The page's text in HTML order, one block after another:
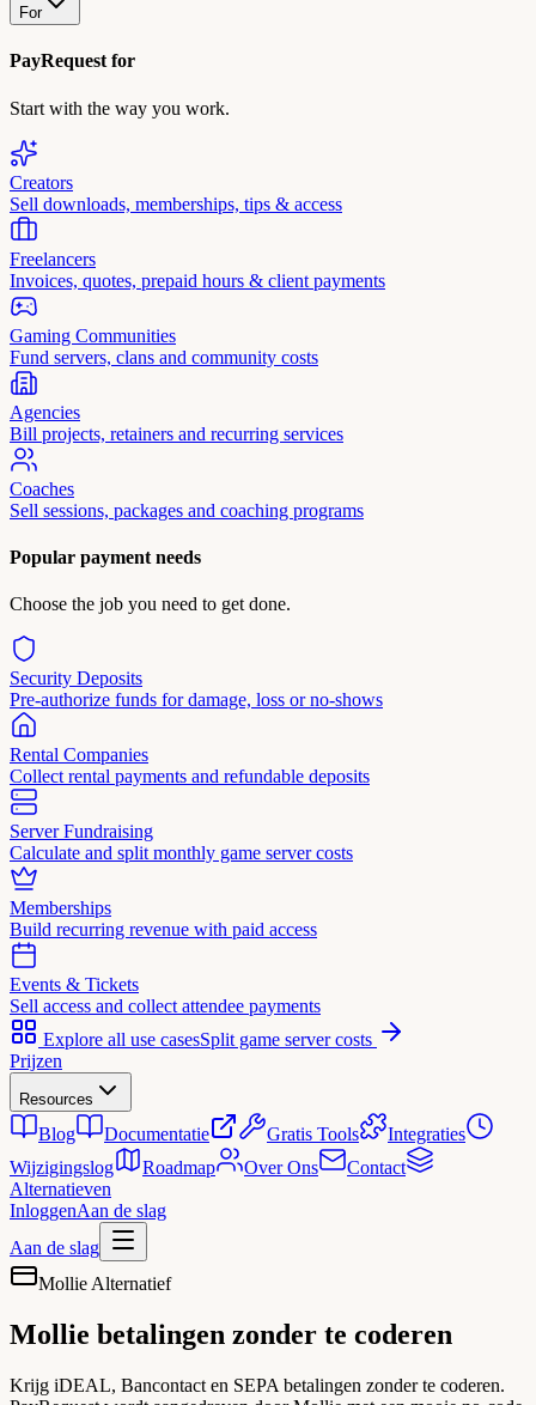
For
PayRequest for
Start with the way you work.
Creators
Sell downloads, memberships, tips & access
Freelancers
Invoices, quotes, prepaid hours & client payments
Gaming Communities
Fund servers, clans and community costs
Agencies
Bill projects, retainers and recurring services
Coaches
Sell sessions, packages and coaching programs
Popular payment needs
Choose the job you need to get done.
Security Deposits
Pre-authorize funds for damage, loss or no-shows
Rental Companies
Collect rental payments and refundable deposits
Server Fundraising
Calculate and split monthly game server costs
Memberships
Build recurring revenue with paid access
Events & Tickets
Sell access and collect attendee payments
Explore all use casesSplit game server costs
Prijzen
Resources
Blog Documentatie Gratis Tools
Integraties
Wijzigingslog
Roadmap Over Ons
Contact
Alternatieven
InloggenAan de slag
Aan de slag
Mollie Alternatief
Mollie betalingen zonder te coderen
Krijg iDEAL, Bancontact en SEPA betalingen zonder te coderen.